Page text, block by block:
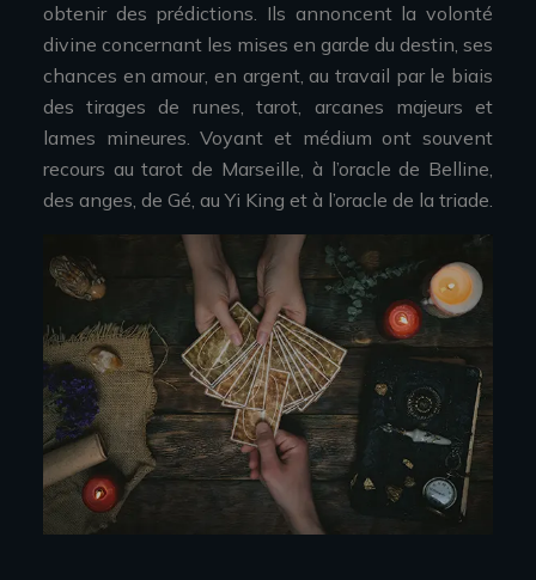
obtenir des prédictions. Ils annoncent la volonté
divine concernant les mises en garde du destin, ses
chances en amour, en argent, au travail par le biais
des tirages de runes, tarot, arcanes majeurs et
lames mineures. Voyant et médium ont souvent
recours au tarot de Marseille, à l’oracle de Belline,
des anges, de Gé, au Yi King et à l’oracle de la triade.